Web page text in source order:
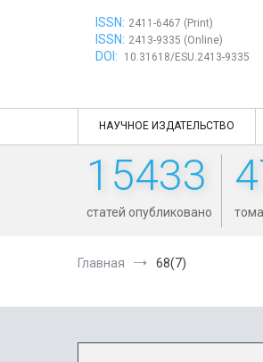
ISSN: 2411-6467 (Print)
ISSN: 2413-9335 (Online)
DOI: 10.31618/ESU.2413-9335
НАУЧНОЕ ИЗДАТЕЛЬСТВО
15433
статей опубликовано тома
Главная 68(7)